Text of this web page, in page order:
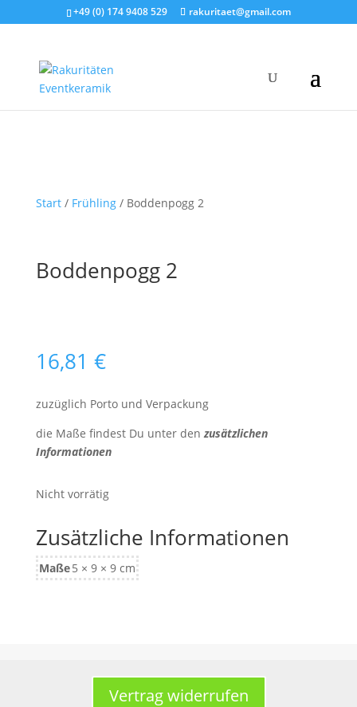
+49 (0) 174 9408 529 rakuritaet@gmail.com
Start/ Frühling/ Boddenpogg 2
Boddenpogg 2
16,81 €
zuzüglich Porto und Verpackung
die Maße findest Du unter denzusätzlichen
Informationen
Nicht vorrätig
Zusätzliche Informationen
Maße5 × 9 × 9 cm
Vertrag widerrufen